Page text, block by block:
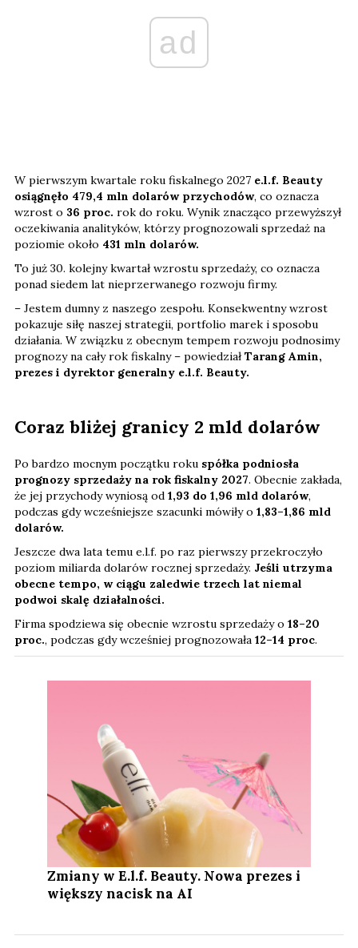
ad
W pierwszym kwartale roku fiskalnego 2027 e.l.f. Beauty
osiągnęło 479,4 mln dolarów przychodów, co oznacza
wzrost o 36 proc. rok do roku. Wynik znacząco przewyższył
oczekiwania analityków, którzy prognozowali sprzedaż na
poziomie około 431 mln dolarów.
To już 30. kolejny kwartał wzrostu sprzedaży, co oznacza
ponad siedem lat nieprzerwanego rozwoju firmy.
– Jestem dumny z naszego zespołu. Konsekwentny wzrost
pokazuje siłę naszej strategii, portfolio marek i sposobu
działania. W związku z obecnym tempem rozwoju podnosimy
prognozy na cały rok fiskalny – powiedziałTarang Amin,
prezes i dyrektor generalny e.l.f. Beauty.
Coraz bliżej granicy 2 mld dolarów
Po bardzo mocnym początku roku spółka podniosła
prognozy sprzedaży na rok fiskalny 2027. Obecnie zakłada,
że jej przychody wyniosą od 1,93 do 1,96 mld dolarów,
podczas gdy wcześniejsze szacunki mówiły o 1,83–1,86 mld
dolarów.
Jeszcze dwa lata temu e.l.f. po raz pierwszy przekroczyło
poziom miliarda dolarów rocznej sprzedaży. Jeśli utrzyma
obecne tempo, w ciągu zaledwie trzech lat niemal
podwoi skalę działalności.
Firma spodziewa się obecnie wzrostu sprzedaży o 18–20
proc., podczas gdy wcześniej prognozowała 12–14 proc.
Zmiany w E.l.f. Beauty. Nowa prezes i
większy nacisk na AI